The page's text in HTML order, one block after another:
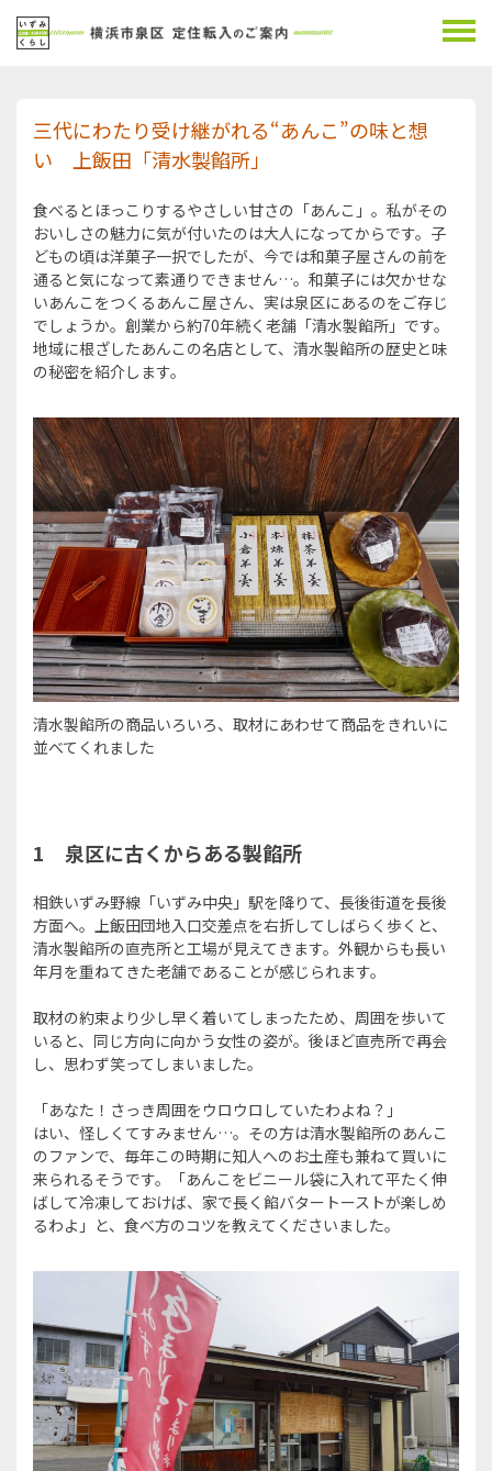
三代にわたり受け継がれる“あんこ”の味と想
い 上飯田「清水製餡所」
食べるとほっこりするやさしい甘さの「あんこ」。私がその
おいしさの魅力に気が付いたのは大人になってからです。子
どもの頃は洋菓子一択でしたが、今では和菓子屋さんの前を
通ると気になって素通りできません…。和菓子には欠かせな
いあんこをつくるあんこ屋さん、実は泉区にあるのをご存じ
でしょうか。創業から約70年続く老舗「清水製餡所」です。
地域に根ざしたあんこの名店として、清水製餡所の歴史と味
の秘密を紹介します。
清水製餡所の商品いろいろ、取材にあわせて商品をきれいに
並べてくれました
1 泉区に古くからある製餡所
相鉄いずみ野線「いずみ中央」駅を降りて、長後街道を長後
方面へ。上飯田団地入口交差点を右折してしばらく歩くと、
清水製餡所の直売所と工場が見えてきます。外観からも長い
年月を重ねてきた老舗であることが感じられます。
取材の約束より少し早く着いてしまったため、周囲を歩いて
いると、同じ方向に向かう女性の姿が。後ほど直売所で再会
し、思わず笑ってしまいました。
「あなた！さっき周囲をウロウロしていたわよね？」
はい、怪しくてすみません…。その方は清水製餡所のあんこ
のファンで、毎年この時期に知人へのお土産も兼ねて買いに
来られるそうです。「あんこをビニール袋に入れて平たく伸
ばして冷凍しておけば、家で長く餡バタートーストが楽しめ
るわよ」と、食べ方のコツを教えてくださいました。